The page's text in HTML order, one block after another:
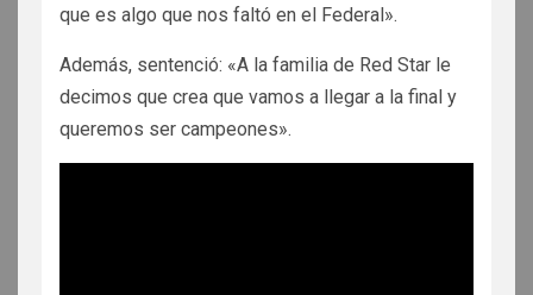
que es algo que nos faltó en el Federal».
Además, sentenció: «A la familia de Red Star le
decimos que crea que vamos a llegar a la final y
queremos ser campeones».